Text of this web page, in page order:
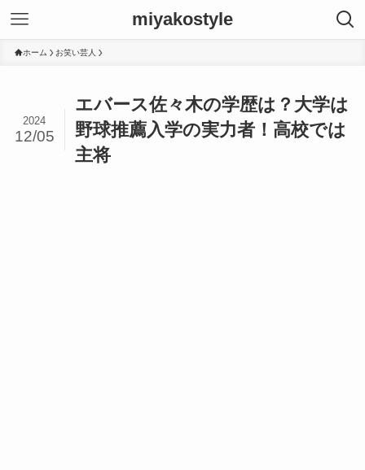
miyakostyle
ホーム お笑い芸人
エバース佐々木の学歴は？大学は
野球推薦入学の実力者！高校では
主将
2024
12/05